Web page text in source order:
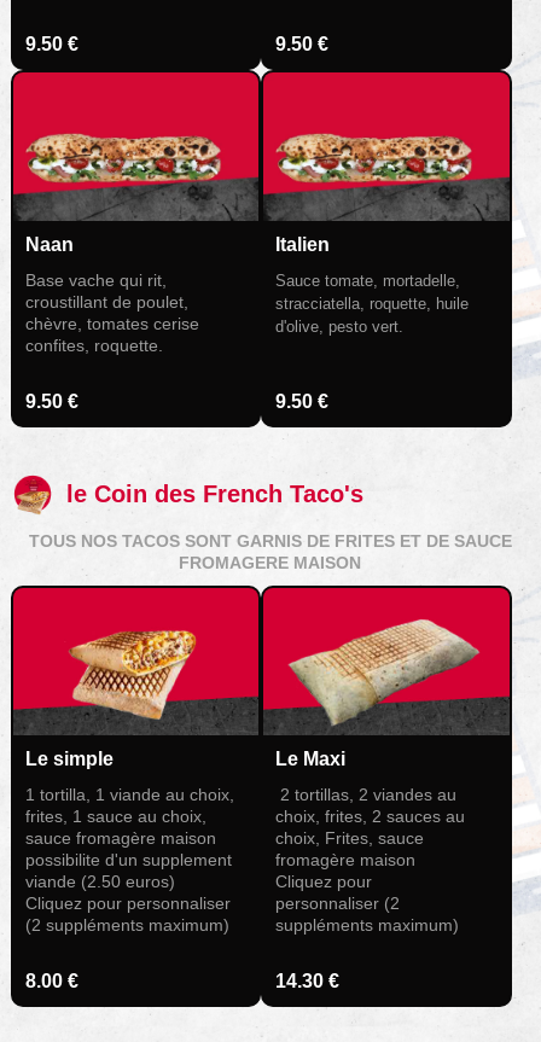
9.50 € 9.50 €
Naan
Base vache qui rit,
croustillant de poulet,
chèvre, tomates cerise
confites, roquette.
9.50 €
Italien
Sauce tomate, mortadelle,
stracciatella, roquette, huile
d'olive, pesto vert.
9.50 €
le Coin des French Taco's
TOUS NOS TACOS SONT GARNIS DE FRITES ET DE SAUCE
FROMAGERE MAISON
Le simple
1 tortilla, 1 viande au choix,
frites, 1 sauce au choix,
sauce fromagère maison
possibilite d'un supplement
viande (2.50 euros)
Cliquez pour personnaliser
(2 suppléments maximum)
8.00 €
Le Maxi
2 tortillas, 2 viandes au
choix, frites, 2 sauces au
choix, Frites, sauce
fromagère maison
Cliquez pour
personnaliser (2
suppléments maximum)
14.30 €